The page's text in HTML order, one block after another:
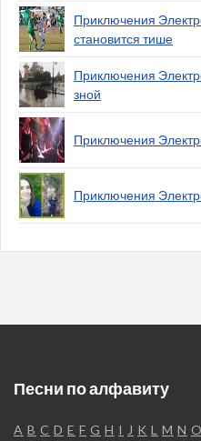
Приключения
становится тише
Приключения
зной
Приключения
Приключения
Песни по алфавиту
A B C D E F G H I J K L M N O